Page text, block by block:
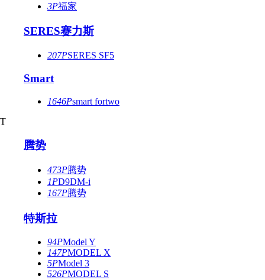
3P福家
SERES赛力斯
207PSERES SF5
Smart
1646Psmart fortwo
T
腾势
473P腾势
1PD9DM-i
167P腾势
特斯拉
94PModel Y
147PMODEL X
5PModel 3
526PMODEL S